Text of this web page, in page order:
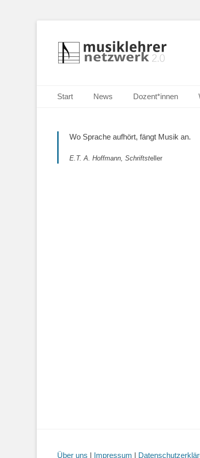
Selbständige Musikpädagoginnen und
Primäres Menü
Inhalt
Start News Dozent*innen
Wo Sprache aufhört, fängt Musik an.
E.T. A. Hoffmann, Schriftsteller
Über uns | Impressum |